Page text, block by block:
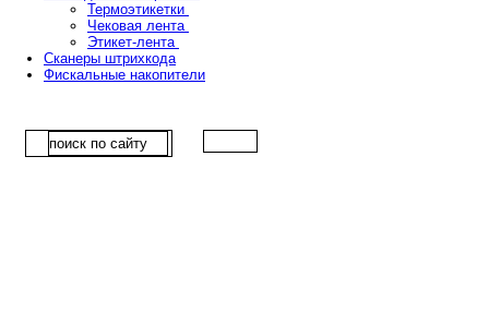
Термоэтикетки
Чековая лента
Этикет-лента
Сканеры штрихкода
Фискальные накопители